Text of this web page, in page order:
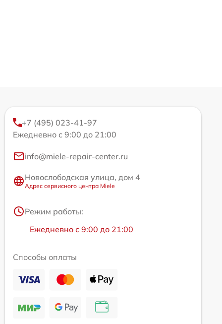
+7 (495) 023-41-97
Ежедневно с 9:00 до 21:00
info@miele-repair-center.ru
Новослободская улица, дом 4
Адрес сервисного центра Miele
Режим работы:
Ежедневно с 9:00 до 21:00
Способы оплаты